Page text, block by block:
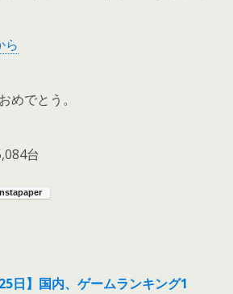
ら
めでとう。
台
日】国内、ゲームランキング1